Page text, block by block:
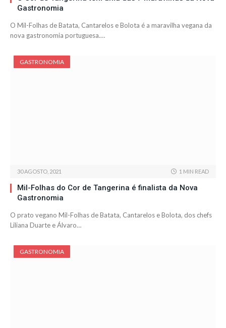
Gastronomia
O Mil-Folhas de Batata, Cantarelos e Bolota é a maravilha vegana da
nova gastronomia portuguesa.…
GASTRONOMIA
30 AGOSTO, 2021 1 MIN READ
Mil-Folhas do Cor de Tangerina é finalista da Nova
Gastronomia
O prato vegano Mil-Folhas de Batata, Cantarelos e Bolota, dos chefs
Liliana Duarte e Álvaro…
GASTRONOMIA